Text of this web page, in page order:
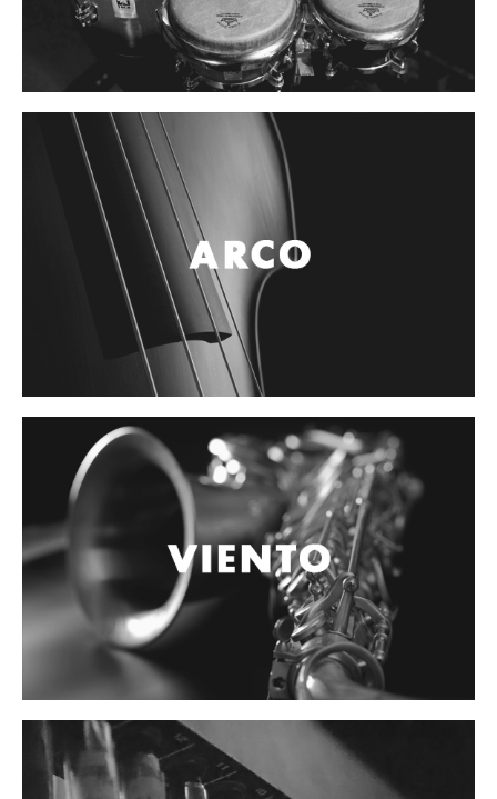
Cables
Columnas pasivas
Columnas activas
Amplificadores
Consolas mezcladoras
Procesadores y efectos
Monitores de estudio
Interfaz para grabación
Audífonos y monitoreo personal
Estantes y soportes
Instalaciones y publicidad
Accesorios
Controladores
Mezcladora
Interfaz
Audifonos
Accesorios
Luces y Escenario